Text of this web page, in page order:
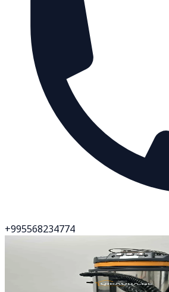
+995568234774